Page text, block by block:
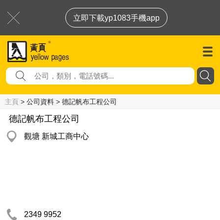
立即下載yp1083手機app
主頁 > 公司資料 > 德記帆布工程公司
德記帆布工程公司
觀塘 新城工商中心
2349 9952